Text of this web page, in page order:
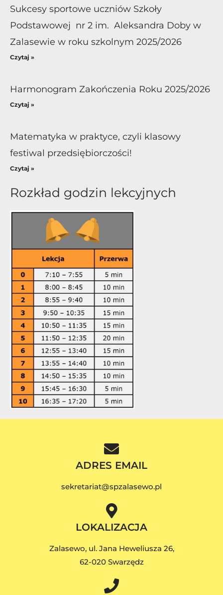
Sukcesy sportowe uczniów Szkoły
Podstawowej nr 2 im. Aleksandra Doby w
Zalasewie w roku szkolnym 2025/2026
Czytaj »
Harmonogram Zakończenia Roku 2025/2026
Czytaj »
Matematyka w praktyce, czyli klasowy
festiwal przedsiębiorczości!
Czytaj »
Rozkład godzin lekcyjnych
ADRES EMAIL
sekretariat@spzalasewo.pl
LOKALIZACJA
Zalasewo, ul. Jana Heweliusza 26,
62-020 Swarzędz